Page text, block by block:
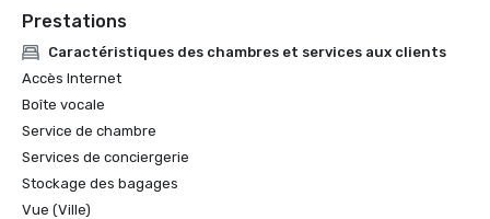
Prestations
Caractéristiques des chambres et services aux clients
Accès Internet
Boîte vocale
Service de chambre
Services de conciergerie
Stockage des bagages
Vue (Ville)